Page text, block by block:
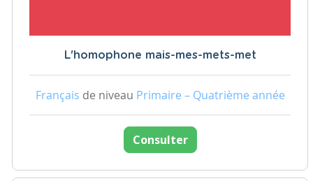
L'homophone mais-mes-mets-met
Français de niveau Primaire – Quatrième année
Consulter